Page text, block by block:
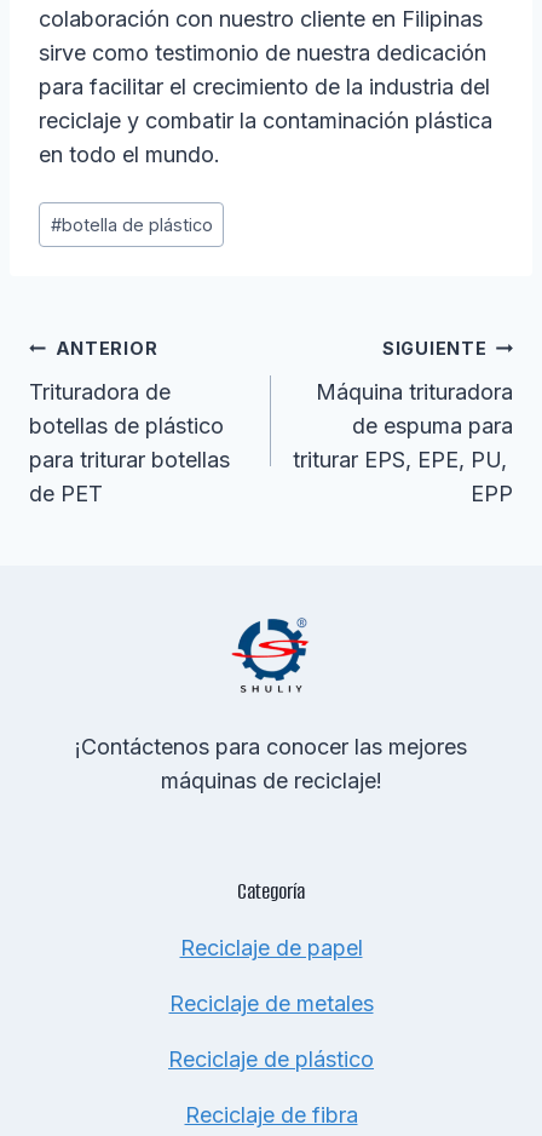
colaboración con nuestro cliente en Filipinas
sirve como testimonio de nuestra dedicación
para facilitar el crecimiento de la industria del
reciclaje y combatir la contaminación plástica
en todo el mundo.
Etiquetas
de
#botella de plástico
Navegación
De
Entradas
ANTERIOR
Trituradora de
botellas de plástico
para triturar botellas
de PET
SIGUIENTE
Máquina trituradora
de espuma para
triturar EPS, EPE, PU, ​​
EPP
¡Contáctenos para conocer las mejores
máquinas de reciclaje!
Categoría
Reciclaje de papel
Reciclaje de metales
Reciclaje de plástico
Reciclaje de fibra